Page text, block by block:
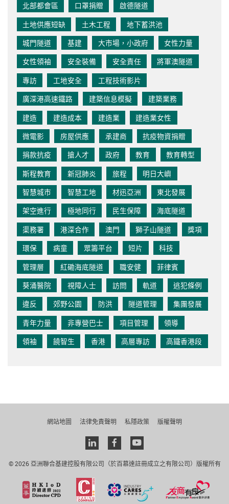
北部都會區
口罩捐贈
啟德隧道
土地供應短缺
土木工程
地下蓄洪池
城門隧道
基建 大市場，小政府
女性力量
女性領袖
安全裝備 安全責任
將軍澳隧道
專訪
工地安全
工程技術影片
廣深港高速鐵路
建築信息模擬
建築業務
建造
建造成本 建造業
建造業女性
微電影
房屋供應 承建商
抗疫物資捐贈
捐款抗疫
搶人才 政府 教育
教育轉型
斯程教育
新冠肺炎 旅程
明日大嶼
智慧城市
智慧工地 材迅亞洲
東北發展
架空進行
極地同行 民生保障
海底隧道
渠務署
港深合作 澳門 獅子山隧道
獎項
環保
病童 眾籌平台 短片
科技
管理層
紅磡海底隧道 職安健
菲律賓
葵涌醫院
視障人士 訪問 軌道
逃犯條例
違反
郊野公園 防洪 隧道管理
集團發展
青年力量
非專營巴士 項目管理
領導
領袖
饒智生 香港 高層專訪 高鐵香港段
網站地圖 法律免責聲明 私隱政策 版權聲明
Linkedinfacebookyoutube
© 2026 亞洲聯合基建控股有限公司（於百慕達註冊成立之有限公司）版權所有